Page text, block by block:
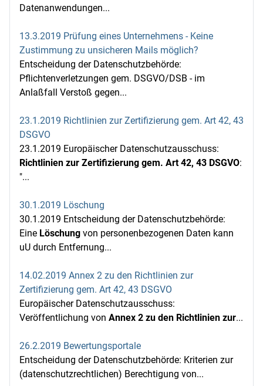
Datenanwendungen...
13.3.2019 Prüfung eines Unternehmens - Keine
Zustimmung zu unsicheren Mails möglich?
Entscheidung der Datenschutzbehörde:
Pflichtenverletzungen gem. DSGVO/DSB - im
Anlaßfall Verstoß gegen...
23.1.2019 Richtlinien zur Zertifizierung gem. Art 42, 43
DSGVO
23.1.2019 Europäischer Datenschutzausschuss:
Richtlinien zur Zertifizierung gem. Art 42, 43 DSGVO:
"...
30.1.2019 Löschung
30.1.2019 Entscheidung der Datenschutzbehörde:
Eine Löschung von personenbezogenen Daten kann
uU durch Entfernung...
14.02.2019 Annex 2 zu den Richtlinien zur
Zertifizierung gem. Art 42, 43 DSGVO
Europäischer Datenschutzausschuss:
Veröffentlichung von Annex 2 zu den Richtlinien zur...
26.2.2019 Bewertungsportale
Entscheidung der Datenschutzbehörde: Kriterien zur
(datenschutzrechtlichen) Berechtigung von...